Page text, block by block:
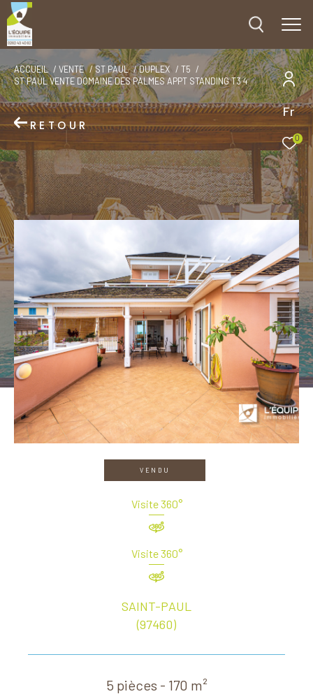
Fr
0
ACCUEIL VENTE ST PAUL DUPLEX
T5
ST PAUL VENTE DOMAINE DES PALMES APPT STANDING T3 4
RETOUR
VENDU
Visite 360°
Visite 360°
SAINT-PAUL
(97460)
5 pièces - 170 m²